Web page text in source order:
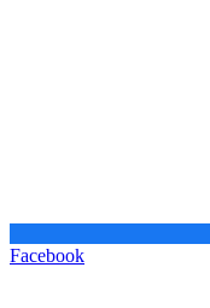
Facebook